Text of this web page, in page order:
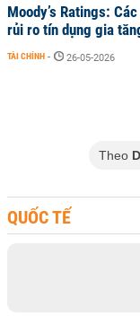
Moody’s Ratings:
rủi ro tín dụng gia
TÀI CHÍNH - 26-05-2026
Theo
QUỐC TẾ